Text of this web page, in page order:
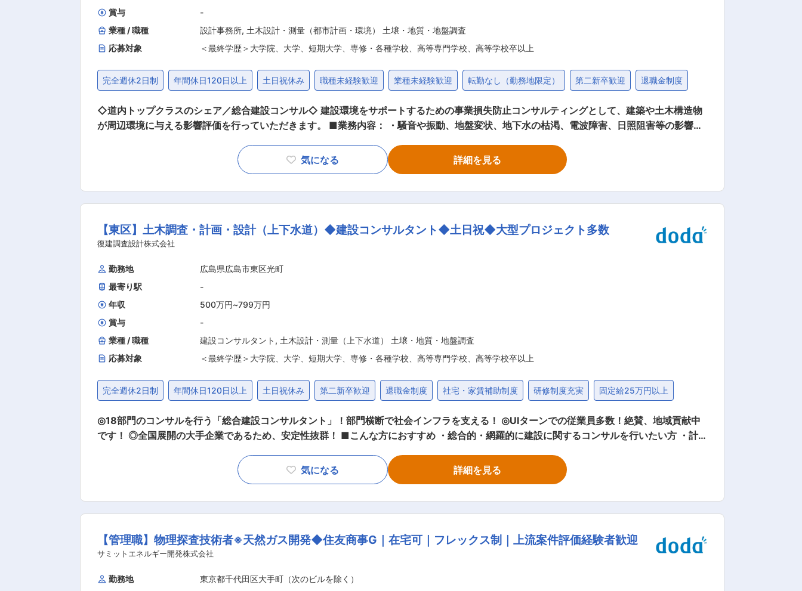
賞与
-
業種 / 職種
設計事務所, 土木設計・測量（都市計画・環境） 土壌・地質・地盤調査
応募対象
＜最終学歴＞大学院、大学、短期大学、専修・各種学校、高等専門学校、高等学校卒以上
完全週休2日制 年間休日120日以上 土日祝休み 職種未経験歓迎 業種未経験歓迎 転勤なし（勤務地限定） 第二新卒歓迎 退職金制度
◇道内トップクラスのシェア／総合建設コンサル◇ 建設環境をサポートするための事業損失防止コンサルティングとして、建築や土木構造物
が周辺環境に与える影響評価を行っていただきます。 ■業務内容： ・騒音や振動、地盤変状、地下水の枯渇、電波障害、日照阻害等の影響調
名でチームを組み、現場の調査・打合せ、結果取りまとめ、報告書作成などを行います。 ■組織構成： 設計診断部の建設環境担当として配属
予定です。同担当には2名・40〜50代社員が所属しております。 ■求める像： 工事の施工に関わる様々な人の間に立って、調整できる方を求
等、幅広いジャンルの企画・設計・販売も手掛けて成長してまいりました。また、近年多発しているゲリラ豪雨・地震等の自然災害への対
応、少子高齢化や社会資本の適切な維持管理等、直面する課題や時代背景を踏まえ、変化に迅速に対応できる総合コンサルタントとして日々
たところです。今後も「防災・減災」・「環境」・「エネルギー」・「社会資本の整備・維持・管理」「食糧基地」等の視点から、社会のご
要望に対して満足をしていただくことを常に追求し、社員一丸となって当社の理念に則って皆様のお役立ちできますよう努めて参ります。
気になる 詳細を見る
【東区】土木調査・計画・設計（上下水道）◆建設コンサルタント◆土日祝◆大型プロジェクト多数
復建調査設計株式会社
勤務地
広島県広島市東区光町
最寄り駅
-
年収
500万円~799万円
賞与
-
業種 / 職種
建設コンサルタント , 土木設計・測量（上下水道） 土壌・地質・地盤調査
応募対象
＜最終学歴＞大学院、大学、短期大学、専修・各種学校、高等専門学校、高等学校卒以上
完全週休2日制 年間休日120日以上 土日祝休み 第二新卒歓迎 退職金制度 社宅・家賃補助制度 研修制度充実 固定給25万円以上
◎18部門のコンサルを行う「総合建設コンサルタント」！部門横断で社会インフラを支える！ ◎UIターンでの従業員多数！絶賛、地域貢献中
です！ ◎全国展開の大手企業であるため、安定性抜群！ ■こんな方におすすめ ・総合的・網羅的に建設に関するコンサルを行いたい方 ・計画
水道施設の設計業務務 ・管路詳細設計（開削・推進） ・管路更新基本設計 ・小規模送水ポンプ場 ・耐震診断／耐震補強設計 ◇上下水道施設
の調査業務務 ・浄水場、配水池、処理場、水管橋などの老朽化調査 ・補修設計 ・ストックマネジメント 【変更の範囲：会社の定める業務】
務の効率化、生産性の向上を実現】 2017年、働き方改革を推進するためのプロジェクトチームを設置されました。多様な働き方を検討するワ
ーキングと生産性向上を図るワーキングの2チームで働き方改革を推進しています。今までファイルを探し出す工数・時間が業務効率化の阻害
化、生産性の向上を実現しています。 変更の範囲：会社の定める業務
気になる 詳細を見る
【管理職】物理探査技術者※天然ガス開発◆住友商事G｜在宅可｜フレックス制｜上流案件評価経験者歓迎
サミットエネルギー開発株式会社
勤務地
東京都千代田区大手町（次のビルを除く）